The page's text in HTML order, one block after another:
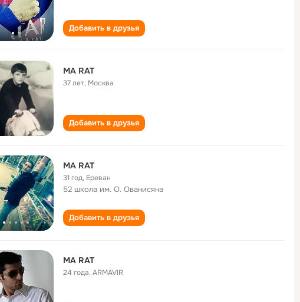
Добавить в друзья
MA RAT
37 лет, Москва
Добавить в друзья
MA RAT
31 год, Ереван
52 школа им. О. Ованисяна
Добавить в друзья
MA RAT
24 года,ARMAVIR